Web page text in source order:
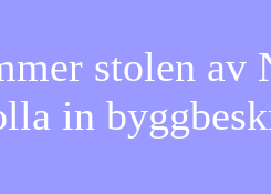
stolen av
in